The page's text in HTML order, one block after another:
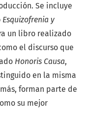
Se incluye
Esquizofrenia y
un libro realizado
el discurso que
Honoris Causa,
en la misma
forman parte de
su mejor